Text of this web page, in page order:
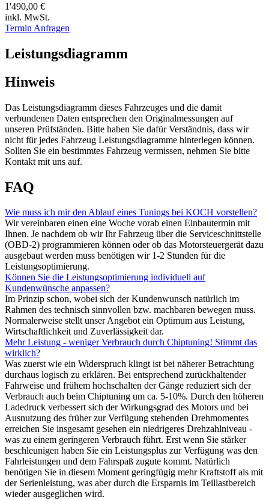
1'490,00 €
inkl. MwSt.
Termin Anfragen
Leistungsdiagramm
Hinweis
Das Leistungsdiagramm dieses Fahrzeuges und die damit
verbundenen Daten entsprechen den Originalmessungen auf
unseren Prüfständen. Bitte haben Sie dafür Verständnis, dass wir
nicht für jedes Fahrzeug Leistungsdiagramme hinterlegen können.
Sollten Sie ein bestimmtes Fahrzeug vermissen, nehmen Sie bitte
Kontakt mit uns auf.
FAQ
Wie muss ich mir den Ablauf eines Tunings bei KOCH vorstellen?
Wir vereinbaren einen eine Woche vorab einen Einbautermin mit
Ihnen. Je nachdem ob wir Ihr Fahrzeug über die Serviceschnittstelle
(OBD-2) programmieren können oder ob das Motorsteuergerät dazu
ausgebaut werden muss benötigen wir 1-2 Stunden für die
Leistungsoptimierung.
Können Sie die Leistungsoptimierung individuell auf
Kundenwünsche anpassen?
Im Prinzip schon, wobei sich der Kundenwunsch natürlich im
Rahmen des technisch sinnvollen bzw. machbaren bewegen muss.
Normalerweise stellt unser Angebot ein Optimum aus Leistung,
Wirtschaftlichkeit und Zuverlässigkeit dar.
Mehr Leistung - weniger Verbrauch durch Chiptuning! Stimmt das
wirklich?
Was zuerst wie ein Widerspruch klingt ist bei näherer Betrachtung
durchaus logisch zu erklären. Bei entsprechend zurückhaltender
Fahrweise und frühem hochschalten der Gänge reduziert sich der
Verbrauch auch beim Chiptuning um ca. 5-10%. Durch den höheren
Ladedruck verbessert sich der Wirkungsgrad des Motors und bei
Ausnutzung des früher zur Verfügung stehenden Drehmomentes
erreichen Sie insgesamt gesehen ein niedrigeres Drehzahlniveau -
was zu einem geringeren Verbrauch führt. Erst wenn Sie stärker
beschleunigen haben Sie ein Leistungsplus zur Verfügung was den
Fahrleistungen und dem Fahrspaß zugute kommt. Natürlich
benötigen Sie in diesem Moment geringfügig mehr Kraftstoff als mit
der Serienleistung, was aber durch die Ersparnis im Teillastbereich
wieder ausgeglichen wird.